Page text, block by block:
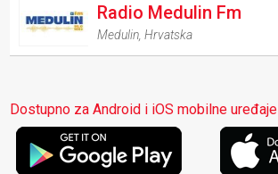
Radio Medulin Fm
Medulin ,Hrvatska
Dostupno za Android i iOS mobilne uređaje